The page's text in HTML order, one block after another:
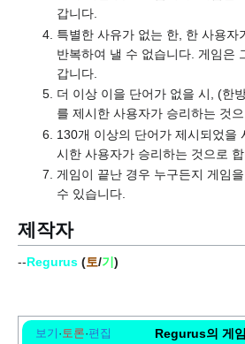
갑니다.
특별한 사유가 없는 한, 한 사용자
반복하여 낼 수 없습니다. 게임은
갑니다.
더 이상 이을 단어가 없을 시, (한
를 제시한 사용자가 승리하는 것으
130개 이상의 단어가 제시되었을
시한 사용자가 승리하는 것으로 합
게임이 끝난 경우 누구든지 게임
수 있습니다.
제작자
--Regurus(토/기 )
보기 · 토론·편집
Regurus의 게